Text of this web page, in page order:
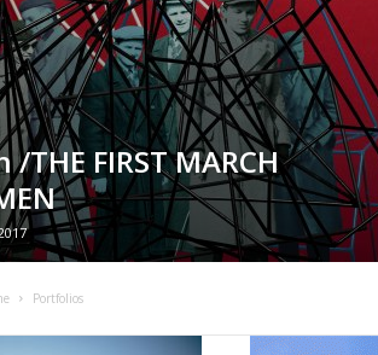
THE FIRST MARCH
Portfolios